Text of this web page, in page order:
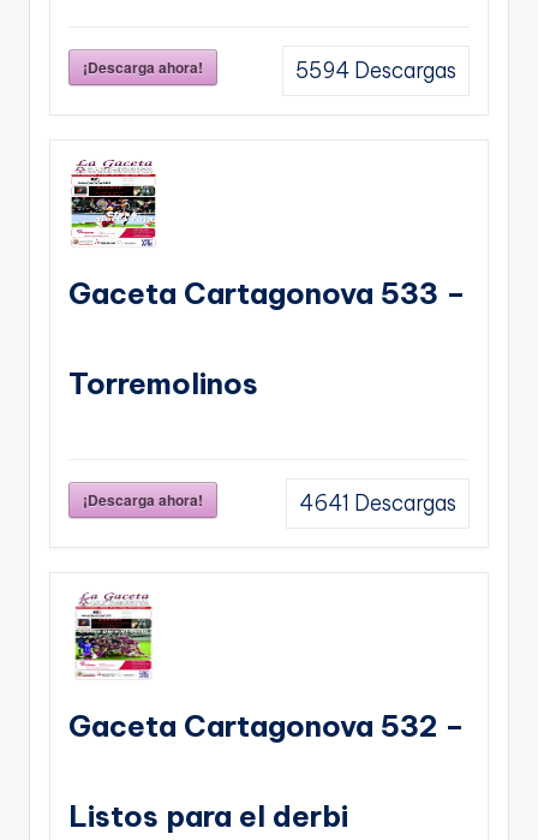
¡Descarga ahora! 5594 Descargas
Gaceta Cartagonova 533 –
Torremolinos
¡Descarga ahora! 4641 Descargas
Gaceta Cartagonova 532 –
Listos para el derbi